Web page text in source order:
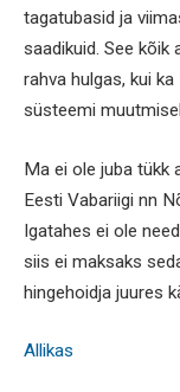
tagatubasid ja
saadikuid. See kõik
rahva hulgas, kui
süsteemi
Ma ei ole juba tükk
Eesti Vabariigi nn
Igatahes ei ole
siis ei maksaks
hingehoidja juures
Allikas